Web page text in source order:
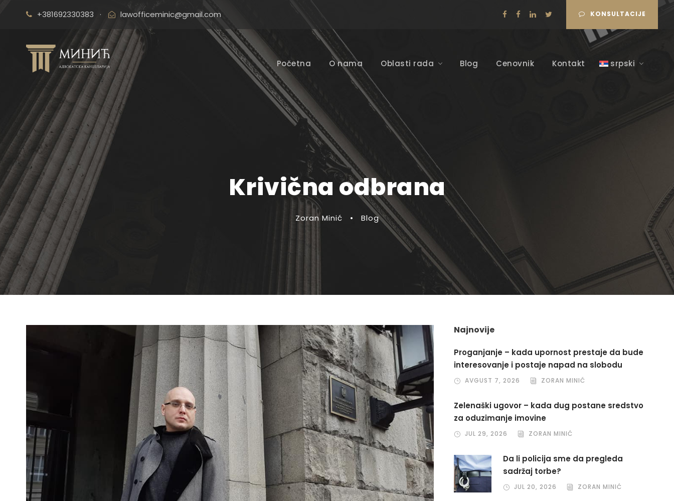
+381692330383 · lawofficeminic@gmail.com KONSULTACIJE
Početna O nama Oblasti rada Blog Cenovnik Kontakt srpski
Krivična odbrana
Zoran Minić • Blog
Najnovije
Proganjanje – kada upornost prestaje da bude
interesovanje i postaje napad na slobodu
AVGUST 7, 2026 ZORAN MINIĆ
Zelenaški ugovor – kada dug postane sredstvo
za oduzimanje imovine
JUL 29, 2026 ZORAN MINIĆ
Da li policija sme da pregleda
sadržaj torbe?
JUL 20, 2026 ZORAN MINIĆ